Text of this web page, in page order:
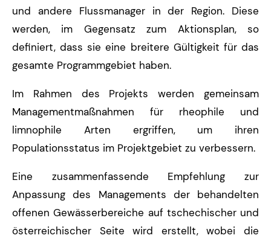
und andere Flussmanager in der Region. Diese
werden, im Gegensatz zum Aktionsplan, so
definiert, dass sie eine breitere Gültigkeit für das
gesamte Programmgebiet haben.
Im Rahmen des Projekts werden gemeinsam
Managementmaßnahmen für rheophile und
limnophile Arten ergriffen, um ihren
Populationsstatus im Projektgebiet zu verbessern.
Eine zusammenfassende Empfehlung zur
Anpassung des Managements der behandelten
offenen Gewässerbereiche auf tschechischer und
österreichischer Seite wird erstellt, wobei die